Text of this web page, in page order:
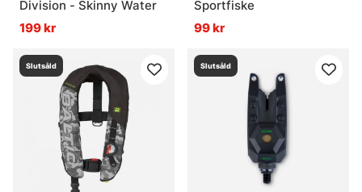
Division - Skinny Water
199 kr
Sportfiske
99 kr
Slutsåld Slutsåld